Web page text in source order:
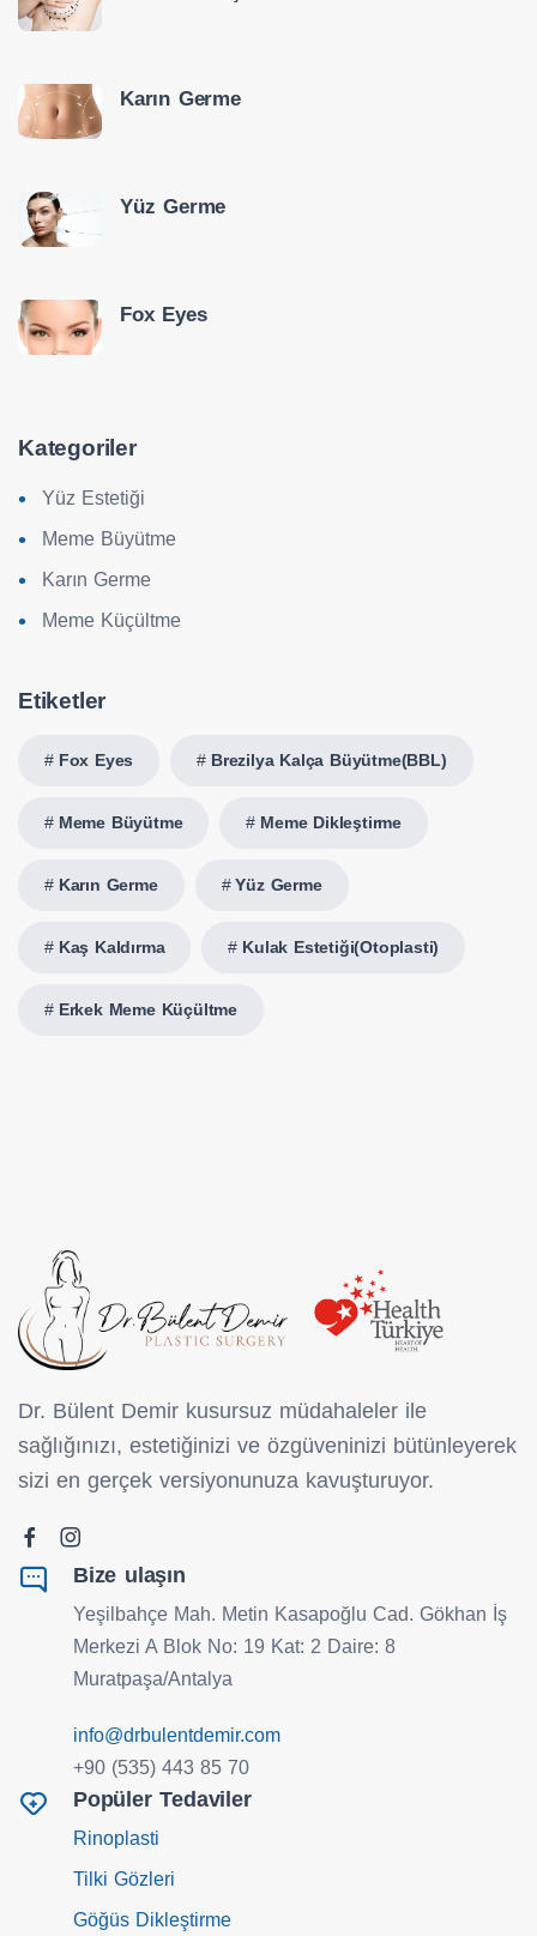
Karın Germe
Yüz Germe
Fox Eyes
Kategoriler
Yüz Estetiği
Meme Büyütme
Karın Germe
Meme Küçültme
Etiketler
Fox Eyes Brezilya Kalça Büyütme(BBL)
Meme Büyütme Meme Dikleştirme
Karın Germe Yüz Germe
Kaş Kaldırma Kulak Estetiği(Otoplasti)
Erkek Meme Küçültme
Dr. Bülent Demir kusursuz müdahaleler ile
sağlığınızı, estetiğinizi ve özgüveninizi bütünleyerek
sizi en gerçek versiyonunuza kavuşturuyor.
Bize ulaşın
Yeşilbahçe Mah. Metin Kasapoğlu Cad. Gökhan İş
Merkezi A Blok No: 19 Kat: 2 Daire: 8
Muratpaşa/Antalya
info@drbulentdemir.com
+90 (535) 443 85 70
Popüler Tedaviler
Rinoplasti
Tilki Gözleri
Göğüs Dikleştirme